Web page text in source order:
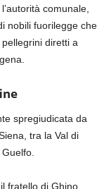
comunale,
nobili fuorilegge che
diretti a
spregiudicata da
tra la Val di
fratello di Ghino